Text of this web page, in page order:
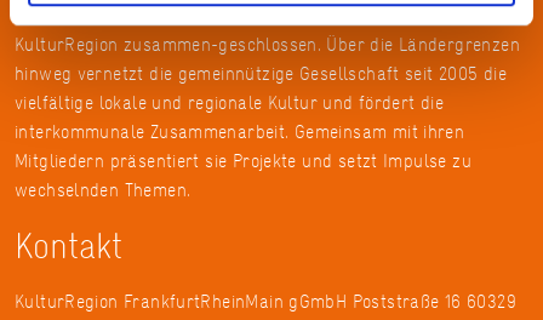
Landkreise, Städte, Gemeinden und der Regionalverband zur
KulturRegion zusammen-geschlossen. Über die Ländergrenzen
hinweg vernetzt die gemeinnützige Gesellschaft seit 2005 die
vielfältige lokale und regionale Kultur und fördert die
interkommunale Zusammenarbeit. Gemeinsam mit ihren
Mitgliedern präsentiert sie Projekte und setzt Impulse zu
wechselnden Themen.
Kontakt
KulturRegion FrankfurtRheinMain gGmbH Poststraße 16 60329